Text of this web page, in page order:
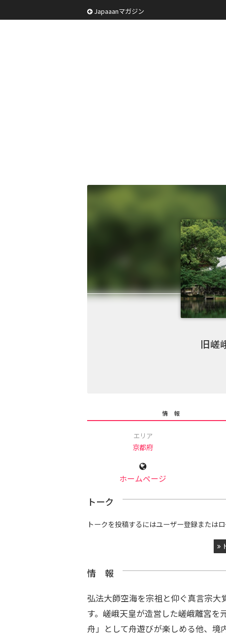
Japaaanマガジン
旧嵯
情 報
エリア
京都府
ホームページ
トーク
トークを投稿するにはユーザー登録または
情 報
弘法大師空海を宗祖と仰ぐ真言宗大
す。嵯峨天皇が造営した嵯峨離宮を
舟」として舟遊びが楽しめる他、境